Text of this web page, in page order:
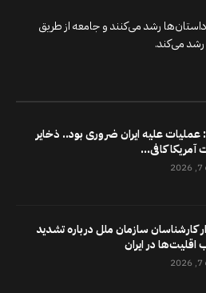
رشد می‌کنند و جامعه از طریق
رشد می‌کند.
عملیات علیه ایران ضروری بود.. ذخایر
آمریکا کافی...
کارشناسان سازمان ملل درباره تشدید
اقلیت‌ها در ایران